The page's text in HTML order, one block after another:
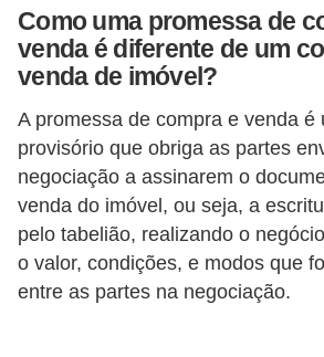
Como uma promessa de
venda é diferente de um
venda de imóvel?
A promessa de compra e venda é
provisório que obriga as partes
negociação a assinarem o
venda do imóvel, ou seja, a
pelo tabelião, realizando o
o valor, condições, e modos que
entre as partes na negociação.
ã
o
i
n
a
n
c
e